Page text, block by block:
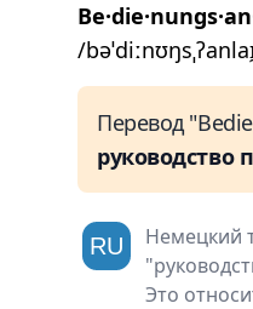
/
Перевод
руководство
Немецкий
Это